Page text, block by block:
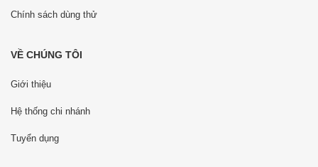
Chính sách dùng thử
VỀ CHÚNG TÔI
Giới thiệu
Hệ thống chi nhánh
Tuyển dụng